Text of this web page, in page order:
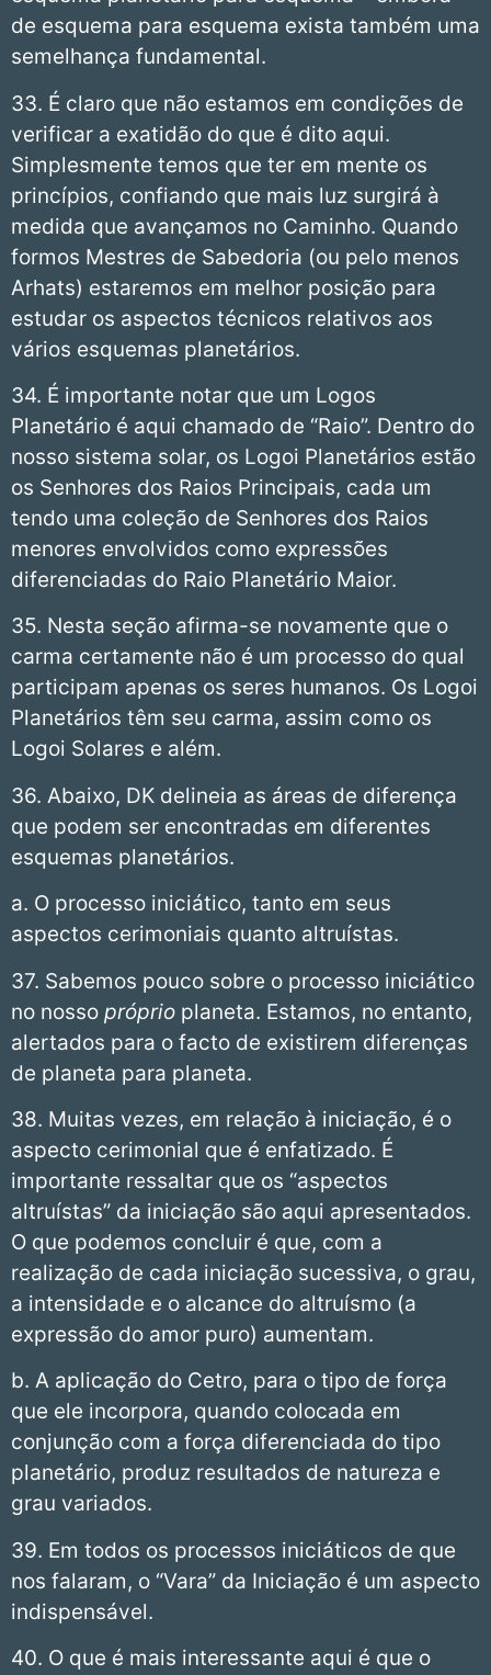
de esquema para esquema exista também uma
semelhança fundamental.
33. É claro que não estamos em condições de
verificar a exatidão do que é dito aqui.
Simplesmente temos que ter em mente os
princípios, confiando que mais luz surgirá à
medida que avançamos no Caminho. Quando
formos Mestres de Sabedoria (ou pelo menos
Arhats) estaremos em melhor posição para
estudar os aspectos técnicos relativos aos
vários esquemas planetários.
34. É importante notar que um Logos
Planetário é aqui chamado de “Raio”. Dentro do
nosso sistema solar, os Logoi Planetários estão
os Senhores dos Raios Principais, cada um
tendo uma coleção de Senhores dos Raios
menores envolvidos como expressões
diferenciadas do Raio Planetário Maior.
35. Nesta seção afirma-se novamente que o
carma certamente não é um processo do qual
participam apenas os seres humanos. Os Logoi
Planetários têm seu carma, assim como os
Logoi Solares e além.
36. Abaixo, DK delineia as áreas de diferença
que podem ser encontradas em diferentes
esquemas planetários.
a. O processo iniciático, tanto em seus
aspectos cerimoniais quanto altruístas.
37. Sabemos pouco sobre o processo iniciático
no nosso próprio planeta. Estamos, no entanto,
alertados para o facto de existirem diferenças
de planeta para planeta.
38. Muitas vezes, em relação à iniciação, é o
aspecto cerimonial que é enfatizado. É
importante ressaltar que os “aspectos
altruístas” da iniciação são aqui apresentados.
O que podemos concluir é que, com a
realização de cada iniciação sucessiva, o grau,
a intensidade e o alcance do altruísmo (a
expressão do amor puro) aumentam.
b. A aplicação do Cetro, para o tipo de força
que ele incorpora, quando colocada em
conjunção com a força diferenciada do tipo
planetário, produz resultados de natureza e
grau variados.
39. Em todos os processos iniciáticos de que
nos falaram, o “Vara” da Iniciação é um aspecto
indispensável.
40. O que é mais interessante aqui é que o